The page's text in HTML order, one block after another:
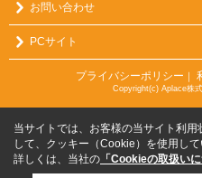
お問い合わせ
PCサイト
プライバシーポリシー ｜
Copyright(c) Aplace株
当サイトでは、お客様の当サイト利
して、クッキー（Cookie）を使用して
詳しくは、当社の 「Cookieの取扱いに